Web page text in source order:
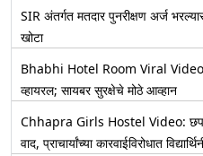
SIR अंतर्गत मतदार पुनरीक्षण अर्ज
खोटा
Bhabhi Hotel Room Viral Video:
व्हायरल; सायबर सुरक्षेचे मोठे आव्हान
Chhapra Girls Hostel Video: छपरा
वाद, प्राचार्यांच्या कारवाईविरोधात